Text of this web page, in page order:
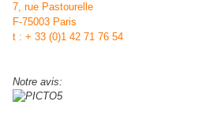
7, rue Pastourelle
F-75003 Paris
t : + 33 (0)1 42 71 76 54
Notre avis: